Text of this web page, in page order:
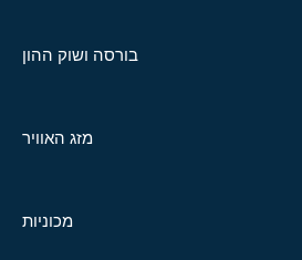
בורסה ושוק ההון
מזג האוויר
מכוניות